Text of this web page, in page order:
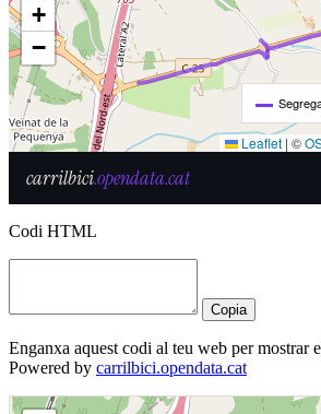
Codi HTML
Copia
Enganxa aquest codi al teu web per mostrar
Powered by carrilbici.opendata.cat